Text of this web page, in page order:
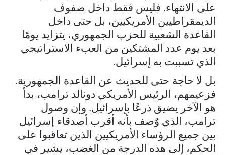
على الانتهاء. فليس فقط داخل صفوف
الديمقراطيين الأمريكيين، بل حتى داخل
القاعدة الشعبية للحزب الجمهوري، يتزايد يومًا
بعد يوم عدد المشتكين من العبء الاستراتيجي
الذي تسببت به إسرائيل.
بل لا حاجة حتى للحديث عن القاعدة الجمهورية.
فزعيمهم، الرئيس الأمريكي دونالد ترامب، بدأ
هو الآخر يضيق ذرعًا بإسرائيل. وإن وصول
ترامب، الذي وُصف بأنه أقرب أصدقاء إسرائيل
بين جميع الرؤساء الأمريكيين الذين تعاقبوا على
الحكم، إلى هذه الدرجة من الغضب، يشير في